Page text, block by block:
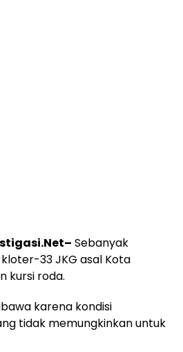
Sebanyak
33 JKG asal Kota
kursi roda.
karena kondisi
tidak memungkinkan untuk